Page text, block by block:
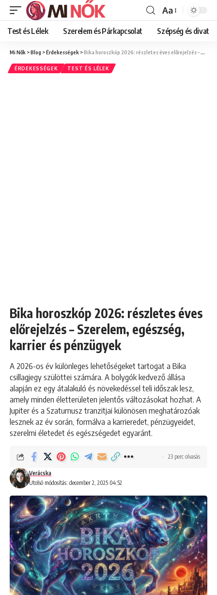
Font
Resizer
Aa
Test és Lélek Szerelem és Párkapcsolat Szépség és divat
Mi Nők >Blog >Érdekességek >Bika horoszkóp 2026: részletes éves előrejelzés – Szerelem, egészség, karrier és pénzügyek
ÉRDEKESSÉGEK TEST ÉS LÉLEK
Bika horoszkóp 2026: részletes éves
előrejelzés – Szerelem, egészség,
karrier és pénzügyek
A 2026-os év különleges lehetőségeket tartogat a Bika
csillagjegy szülöttei számára. A bolygók kedvező állása
alapján ez egy átalakuló és növekedéssel teli időszak lesz,
amely minden életterületen jelentős változásokat hozhat. A
Jupiter és a Szaturnusz tranzitjai különösen meghatározóak
lesznek az év során, formálva a karrieredet, pénzügyeidet,
szerelmi életedet és egészségedet egyaránt.
Utolsó módosítás: december 2, 2025 04:52
Verácska
23 perc olvasás